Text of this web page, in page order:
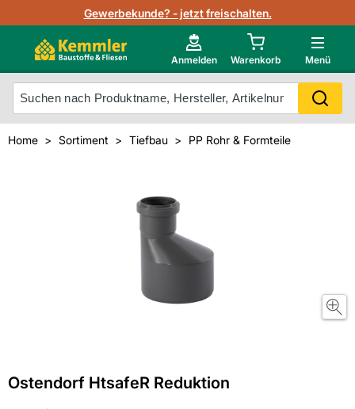
Gewerbekunde? - jetzt freischalten.
Anmelden Warenkorb Menü
Lagerbestand in Echtzeit
Nutzerverwaltung
Photovoltaik Konfigurator
Technische Daten & Merkblätter
Neu im Onlineshop?
Mein Konto
Unsere Kemmler-Marke
Home Sortiment Tiefbau PP Rohr & Formteile
Ostendorf HtsafeR Reduktion